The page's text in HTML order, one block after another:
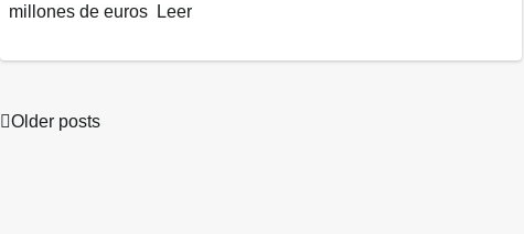
millones de euros Leer
Posts
Older posts